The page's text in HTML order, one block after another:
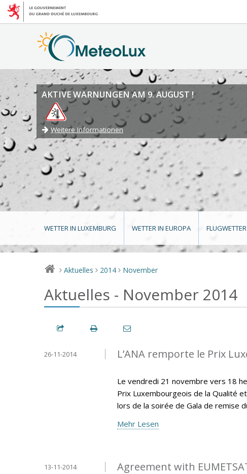
AKTIVE WARNUNGEN AM 9. AUGUST !
Weitere Informationen
WETTER IN LUXEMBURG WETTER IN EUROPA FLUGWETTER
> Aktuelles > 2014 > November
Aktuelles - November 2014
L’ANA remporte le Prix
26-11-2014
Le vendredi 21 novembre vers 18
Prix Luxembourgeois de la Qualité
lors de la soirée de Gala de remise
Mehr Lesen
Agreement with
13-11-2014